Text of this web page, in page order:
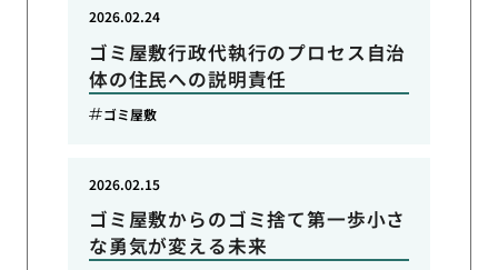
ゴミ屋敷行政代執行のプロセス自治
体の住民への説明責任
2026.02.24
ゴミ屋敷
ゴミ屋敷からのゴミ捨て第一歩小さ
な勇気が変える未来
2026.02.15